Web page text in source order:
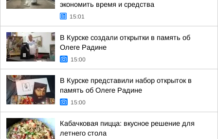
экономить время и средства
15:01
В Курске создали открытки в память об
Олеге Радине
15:00
В Курске представили набор открыток в
память об Олеге Радине
15:00
Кабачковая пицца: вкусное решение для
летнего стола